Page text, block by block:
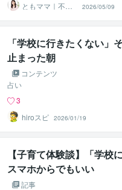
ともママ｜不登
校専門カウンセ
ラー
2026/05/09
「学校に行きたくない」
止まった朝
コンテンツ
占い
3
hiroスピ 2026/01/19
【子育て体験談】「学校
スマホからでもいい
記事